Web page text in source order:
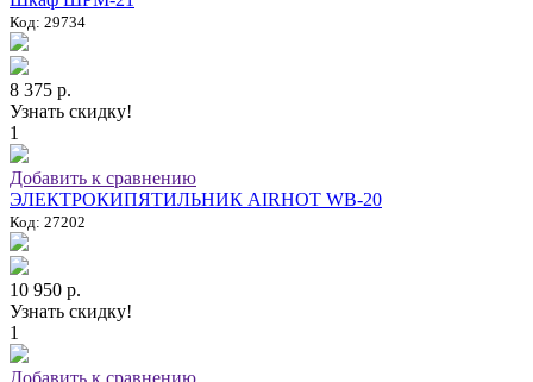
Код: 29734
8 375 р.
Узнать скидку!
1
Добавить к сравнению
ЭЛЕКТРОКИПЯТИЛЬНИК AIRHOT WB-20
Код: 27202
10 950 р.
Узнать скидку!
1
Добавить к сравнению